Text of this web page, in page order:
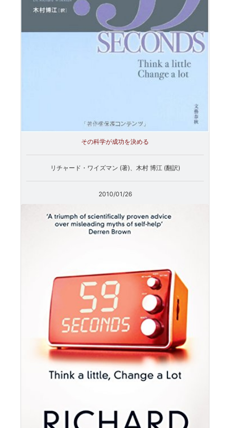
その科学が成功を決める
リチャード・ワイズマン (著)、木村 博江 (翻訳)
2010/01/26